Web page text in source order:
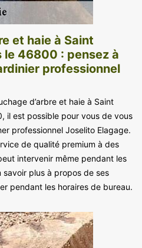
et haie à Saint
le 46800 : pensez à
professionnel
d’arbre et haie à Saint
il est possible pour vous de vous
professionnel Joselito Elagage.
de qualité premium à des
intervenir même pendant les
plus à propos de ses
pendant les horaires de bureau.